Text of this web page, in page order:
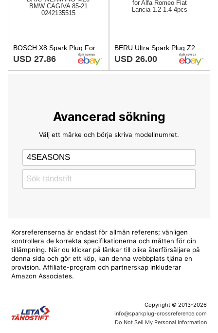
USD 27.86 USD 26.00
Avancerad sökning
Välj ett märke och börja skriva modellnumret.
Korsreferenserna är endast för allmän referens; vänligen
kontrollera de korrekta specifikationerna och måtten för din
tillämpning. När du klickar på länkar till olika återförsäljare på
denna sida och gör ett köp, kan denna webbplats tjäna en
provision. Affiliate-program och partnerskap inkluderar
Amazon Associates.
Copyright © 2013-2026
info@sparkplug-crossreference.com
Do Not Sell My Personal Information